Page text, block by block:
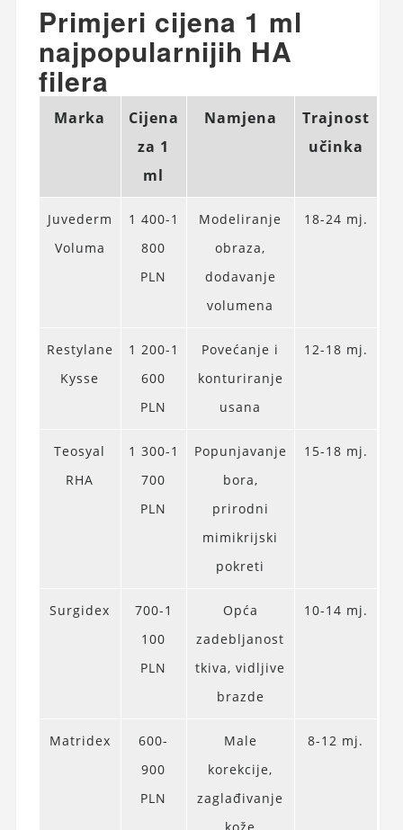
Primjeri cijena 1 ml
najpopularnijih HA
filera
Marka
Cijena
za 1
ml
Namjena
Trajnost
učinka
Juvederm
Voluma
1 400-1
800
PLN
Modeliranje
obraza,
dodavanje
volumena
18-24 mj.
Restylane
Kysse
1 200-1
600
PLN
Povećanje i
konturiranje
usana
12-18 mj.
Teosyal
RHA
1 300-1
700
PLN
Popunjavanje
bora,
prirodni
mimikrijski
pokreti
15-18 mj.
Surgidex
700-1
100
PLN
Opća
zadebljanost
tkiva, vidljive
brazde
10-14 mj.
Matridex
600-
900
PLN
Male
korekcije,
zaglađivanje
8-12 mj.